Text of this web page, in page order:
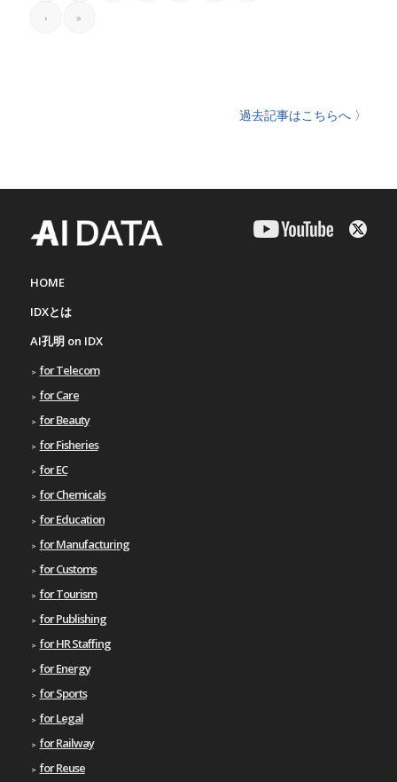
› »
過去記事はこちらへ 〉
HOME
IDXとは
AI孔明 on IDX
for Telecom
for Care
for Beauty
for Fisheries
for EC
for Chemicals
for Education
for Manufacturing
for Customs
for Tourism
for Publishing
for HR Staffing
for Energy
for Sports
for Legal
for Railway
for Reuse